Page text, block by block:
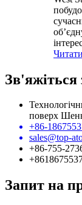
Зв'яжіться
поверх
+86-
sales@top-
+86-755-
Запит на